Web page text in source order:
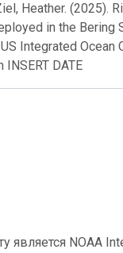
Heather. (2025).
in the Bering
Integrated Ocean
DATE
NOAA